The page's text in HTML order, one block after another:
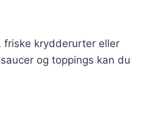
friske krydderurter eller
og toppings kan du